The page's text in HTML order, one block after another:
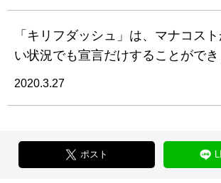
「キリフダッシュ」は、マナコス
い状況でも宣言だけすることができ
2020.3.27
ポスト